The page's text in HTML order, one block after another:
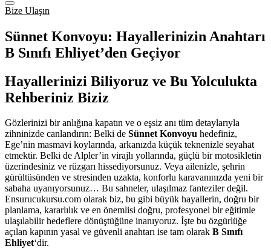
Bize Ulaşın
Sünnet Konvoyu: Hayallerinizin Anahtarı
B Sınıfı Ehliyet’den Geçiyor
Hayallerinizi Biliyoruz ve Bu Yolculukta
Rehberiniz Biziz
Gözlerinizi bir anlığına kapatın ve o eşsiz anı tüm detaylarıyla
zihninizde canlandırın: Belki de Sünnet Konvoyu hedefiniz,
Ege’nin masmavi koylarında, arkanızda küçük teknenizle seyahat
etmektir. Belki de Alpler’in virajlı yollarında, güçlü bir motosikletin
üzerindesiniz ve rüzgarı hissediyorsunuz. Veya ailenizle, şehrin
gürültüsünden ve stresinden uzakta, konforlu karavanınızda yeni bir
sabaha uyanıyorsunuz… Bu sahneler, ulaşılmaz fanteziler değil.
Ensurucukursu.com olarak biz, bu gibi büyük hayallerin, doğru bir
planlama, kararlılık ve en önemlisi doğru, profesyonel bir eğitimle
ulaşılabilir hedeflere dönüştüğüne inanıyoruz. İşte bu özgürlüğe
açılan kapının yasal ve güvenli anahtarı ise tam olarak B Sınıfı
Ehliyet‘dir.